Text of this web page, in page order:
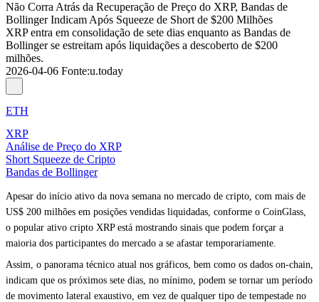
Não Corra Atrás da Recuperação de Preço do XRP, Bandas de
Bollinger Indicam Após Squeeze de Short de $200 Milhões
XRP entra em consolidação de sete dias enquanto as Bandas de
Bollinger se estreitam após liquidações a descoberto de $200
milhões.
2026-04-06 Fonte:u.today
ETH
XRP
Análise de Preço do XRP
Short Squeeze de Cripto
Bandas de Bollinger
Apesar do início ativo da nova semana no mercado de cripto, com mais de
US$ 200 milhões em posições vendidas liquidadas, conforme o CoinGlass,
o popular ativo cripto XRP está mostrando sinais que podem forçar a
maioria dos participantes do mercado a se afastar temporariamente.
Assim, o panorama técnico atual nos gráficos, bem como os dados on-chain,
indicam que os próximos sete dias, no mínimo, podem se tornar um período
de movimento lateral exaustivo, em vez de qualquer tipo de tempestade no